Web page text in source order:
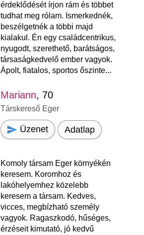
érdeklődését írjon rám és többet
tudhat meg rólam. Ismerkednék,
beszélgetnék a többi majd
kialakul. Én egy családcentrikus,
nyugodt, szerethető, barátságos,
társaságkedvelő ember vagyok.
Ápolt, fiatalos, sportos őszinte...
Mariann, 70
Társkereső Eger
Üzenet Adatlap
Komoly társam Eger környékén
keresem. Koromhoz és
lakóhelyemhez közelebb
keresem a társam. Kedves,
vicces, megbízható személy
vagyok. Ragaszkodó, hűséges,
érzéseit kimutató, jó kedvű